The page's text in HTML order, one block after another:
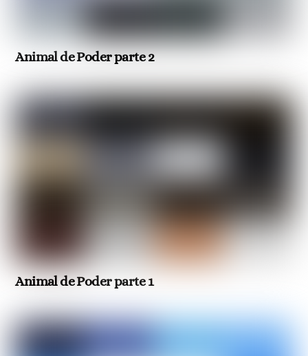
Animal de Poder parte 2
Animal de Poder parte 1